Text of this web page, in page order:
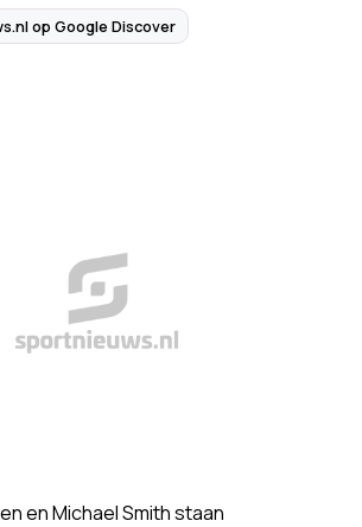
op Google Discover
en Michael Smith staan